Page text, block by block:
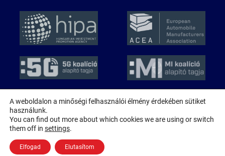
© 2026 MAGE
Minden jog fenntartva!
Adatkezelési nyilatkozat
A weboldalon a minőségi felhasználói élmény érdekében sütiket
használunk.
You can find out more about which cookies we are using or switch
them off in settings.
Elfogad Elutasítom